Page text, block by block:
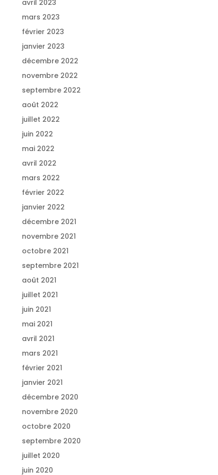
avril 2023
mars 2023
février 2023
janvier 2023
décembre 2022
novembre 2022
septembre 2022
août 2022
juillet 2022
juin 2022
mai 2022
avril 2022
mars 2022
février 2022
janvier 2022
décembre 2021
novembre 2021
octobre 2021
septembre 2021
août 2021
juillet 2021
juin 2021
mai 2021
avril 2021
mars 2021
février 2021
janvier 2021
décembre 2020
novembre 2020
octobre 2020
septembre 2020
juillet 2020
juin 2020